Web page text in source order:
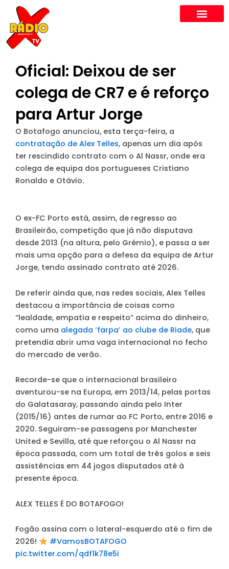
content
Oficial: Deixou de ser
colega de CR7 e é reforço
para Artur Jorge
O Botafogo anunciou, esta terça-feira, a
contratação de Alex Telles, apenas um dia após
ter rescindido contrato com o Al Nassr, onde era
colega de equipa dos portugueses Cristiano
Ronaldo e Otávio.
O ex-FC Porto está, assim, de regresso ao
Brasileirão, competição que já não disputava
desde 2013 (na altura, pelo Grémio), e passa a ser
mais uma opção para a defesa da equipa de Artur
Jorge, tendo assinado contrato até 2026.
De referir ainda que, nas redes sociais, Alex Telles
destacou a importância de coisas como
“lealdade, empatia e respeito” acima do dinheiro,
como uma alegada ‘farpa’ ao clube de Riade, que
pretendia abrir uma vaga internacional no fecho
do mercado de verão.
Recorde-se que o internacional brasileiro
aventurou-se na Europa, em 2013/14, pelas portas
do Galatasaray, passando ainda pelo Inter
(2015/16) antes de rumar ao FC Porto, entre 2016 e
2020. Seguiram-se passagens por Manchester
United e Sevilla, até que reforçou o Al Nassr na
época passada, com um total de três golos e seis
assistências em 44 jogos disputados até à
presente época.
ALEX TELLES É DO BOTAFOGO!
Fogão assina com o lateral-esquerdo até o fim de
2026!
#VamosBOTAFOGO
pic.twitter.com/qdf1k78e5i